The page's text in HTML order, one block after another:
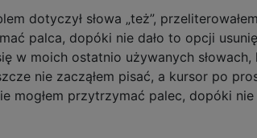
dotyczył słowa „też”,
palca, dopóki nie dało to opcji
w moich ostatnio używanych
nie zacząłem pisać, a kursor po
mogłem przytrzymać palec, dopóki